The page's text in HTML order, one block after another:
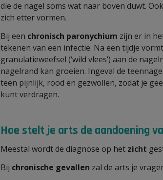
die de nagel soms wat naar boven duwt.
zich etter vormen.
Bij een chronisch paronychium zijn er in
tekenen van een infectie. Na een tijdje
granulatieweefsel (‘wild vlees’) aan de
nagelrand kan groeien. Ingeval de
teen pijnlijk, rood en gezwollen, zodat je
kunt verdragen.
Hoe stelt je arts de aandoening
Meestal wordt de diagnose op het zicht
Bij chronische gevallen zal de arts je